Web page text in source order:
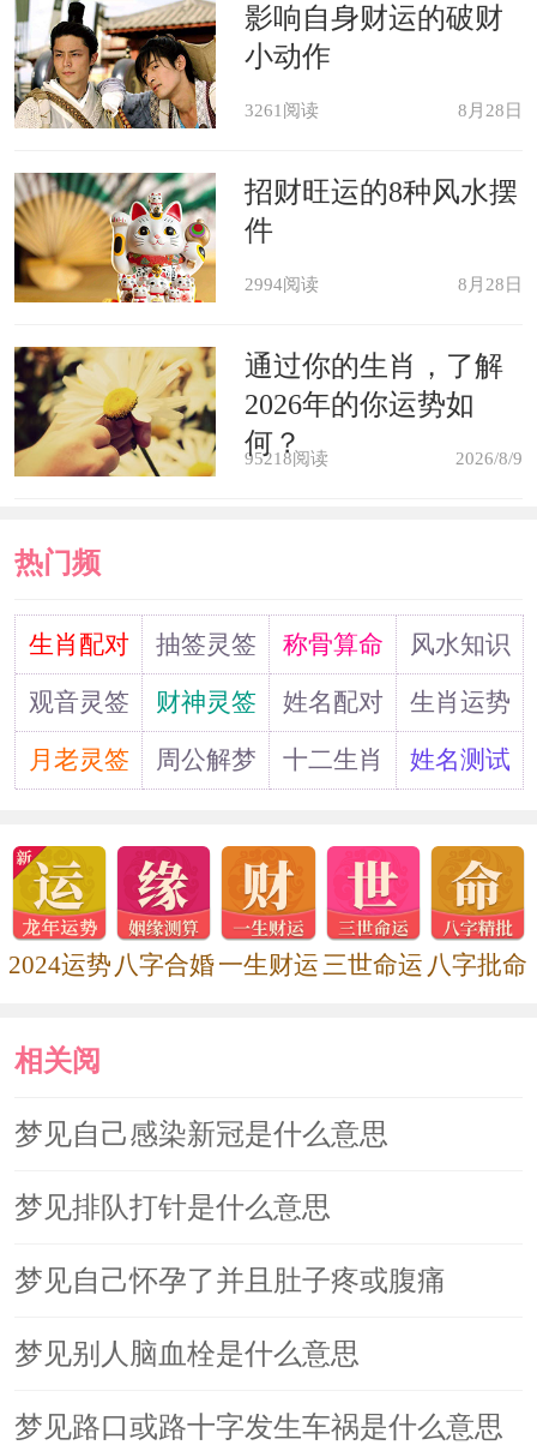
心理分析：女人梦见生病，暗示着
会怀孕，因为怀孕和分娩的痛苦就像一
次疾病。少女梦见生病，暗示着会失
恋，失恋虽然痛苦，却往往更加健康，
且最后也能找到一份美好的爱情。梦见
自己患病，是祥兆。青年男子梦见自己
病人梦见自己生病，负担会减少。女人
梦见自己的丈夫病倒了，暗示着丈夫会
长寿。梦见敌人卧床不起，是凶兆，要
是跨过障碍和难关，生活越来越安定、
富裕的征兆。
影响自身财运的破财
小动作
3261阅读 8月28日
招财旺运的8种风水摆
件
2994阅读 8月28日
通过你的生肖，了解
2026年的你运势如
何？
95218阅读 2026/8/9
热门频
道生肖配对 抽签灵签 称骨算命
风水知识
观音灵签
财神灵签 姓名配对
生肖运势
月老灵签
周公解梦 十二生肖 姓名测试
2024运势 八字合婚一生财运三世命运 八字批命
相关阅
读
梦见自己感染新冠是什么意思
梦见排队打针是什么意思
梦见自己怀孕了并且肚子疼或腹痛
梦见别人脑血栓是什么意思
梦见路口或路十字发生车祸是什么意思